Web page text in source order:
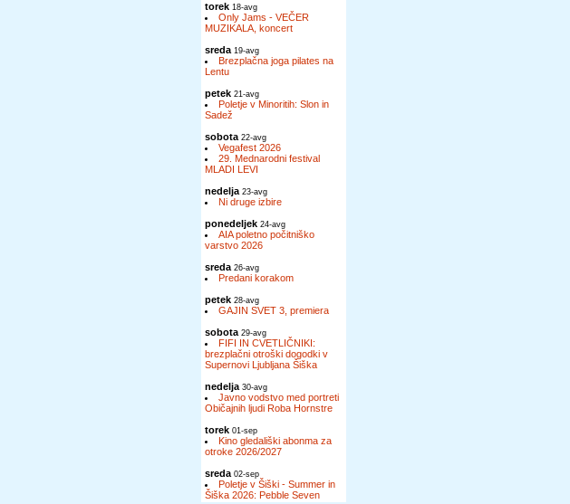
torek 18-avg
Only Jams - VEČER
MUZIKALA, koncert
sreda 19-avg
Brezplačna joga pilates na
Lentu
petek 21-avg
Poletje v Minoritih: Slon in
Sadež
sobota 22-avg
Vegafest 2026
29. Mednarodni festival
MLADI LEVI
nedelja 23-avg
Ni druge izbire
ponedeljek 24-avg
AIA poletno počitniško
varstvo 2026
sreda 26-avg
Predani korakom
petek 28-avg
GAJIN SVET 3, premiera
sobota 29-avg
FIFI IN CVETLIČNIKI:
brezplačni otroški dogodki v
Supernovi Ljubljana Šiška
nedelja 30-avg
Javno vodstvo med portreti
Običajnih ljudi Roba Hornstre
torek 01-sep
Kino gledališki abonma za
otroke 2026/2027
sreda 02-sep
Poletje v Šiški - Summer in
Šiška 2026: Pebble Seven